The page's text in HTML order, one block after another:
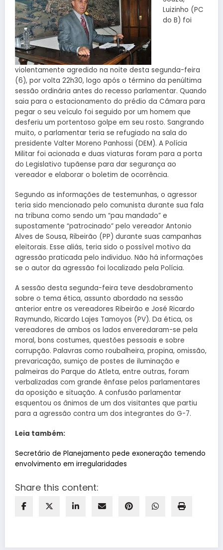
Luizinho (PC
do B) foi
violentamente agredido na noite desta segunda-feira
(6), por volta 22h30, logo após o término da penúltima
sessão ordinária antes do recesso parlamentar. Quando
saia para o estacionamento do prédio da Câmara para
pegar o seu veículo foi seguido por um homem que
desferiu um portentoso golpe em seu rosto. Sangrando
muito, o parlamentar teria se refugiado na sala do
presidente Valter Moreno Panhossi (DEM). A Polícia
Militar foi acionada e duas viaturas foram para a porta
do Legislativo tupãense para dar segurança ao
vereador e elaborar o boletim de ocorrência.
Segundo as informações de testemunhas, o agressor
teria sido mencionado pelo comunista durante sua fala
na tribuna como sendo um “pau mandado” e
supostamente “patrocinado” pelo vereador Antonio
Alves de Sousa, Ribeirão (PP) durante suas campanhas
eleitorais. Esse aliás, teria sido o possível motivo da
agressão praticada pelo individuo. Não há informações
se o autor da agressão foi localizado pela Polícia.
A sessão desta segunda-feira teve desdobramento
sobre o tema ética, assunto abordado na sessão
anterior entre os vereadores Ribeirão e José Ricardo
Raymundo, Ricardo Lajes Tamoyos (PV). Da ética, os
vereadores de ambos os lados enveredaram-se pela
moral, bons costumes, questões pessoais e sobre
corrupção. Palavras como roubalheira, propina, omissão,
prevaricação, sumiço de postes de iluminação e
palmeiras do Parque do Atleta, entre outras, foram
verbalizadas com grande ênfase pelos parlamentares
da oposição e situação. A confusão parlamentar
esquentou os ânimos de um dos visitantes que partiu
para a agressão contra um dos integrantes do G-7.
Leia também:
Secretário de Planejamento pede exoneração temendo
envolvimento em irregularidades
Share this content: